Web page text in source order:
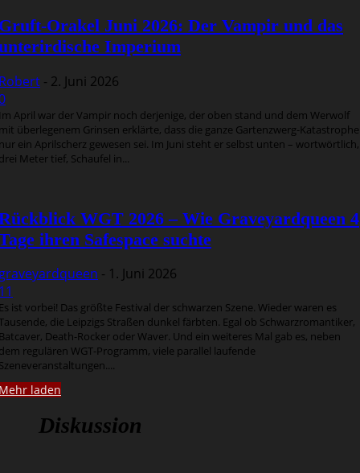
Orakel Juni 2026: Der Vampir und das
Imperium
- 2. Juni 2026
April war der Vampir noch derjenige, der oben stand und dem Werwolf
überlegenem Grinsen erklärte, dass die ganze Gartenzwerg-Katastrophe
ein Aprilscherz gewesen sei. Im Juni steht er selbst unten – wortwörtlich,
Meter tief, Schaufel in...
WGT 2026 – Wie Graveyardqueen 4
ihren Safespace suchte
- 1. Juni 2026
ist vorbei! Das größte Festival der schwarzen Szene. Wieder waren es
die Leipzigs Straßen dunkel färbten. Egal ob Schwarzromantiker,
Death-Rocker oder Waver. Und ein weiteres Mal gab es, neben
regulären WGT-Programm, viele parallel laufende
laden
Diskussion